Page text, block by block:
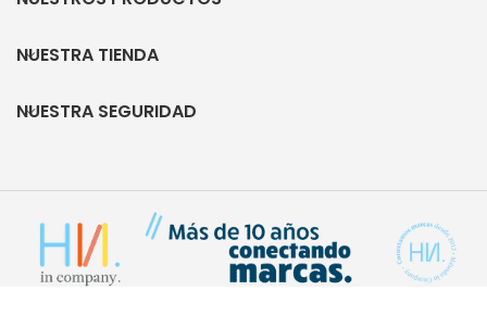
NUESTRA TIENDA
NUESTRA SEGURIDAD